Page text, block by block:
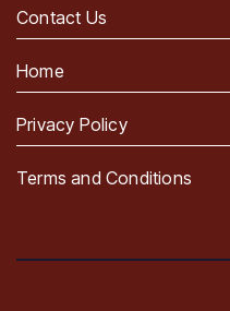
Contact Us
Home
Privacy Policy
Terms and Conditions